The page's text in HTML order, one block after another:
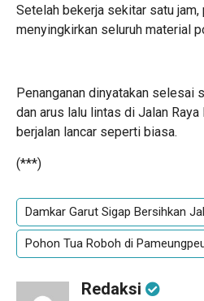
Setelah bekerja sekitar satu jam,
menyingkirkan seluruh material
Penanganan dinyatakan selesai
dan arus lalu lintas di Jalan
berjalan lancar seperti biasa.
(***)
Damkar Garut Sigap Bersihkan
Pohon Tua Roboh di
Redaksi